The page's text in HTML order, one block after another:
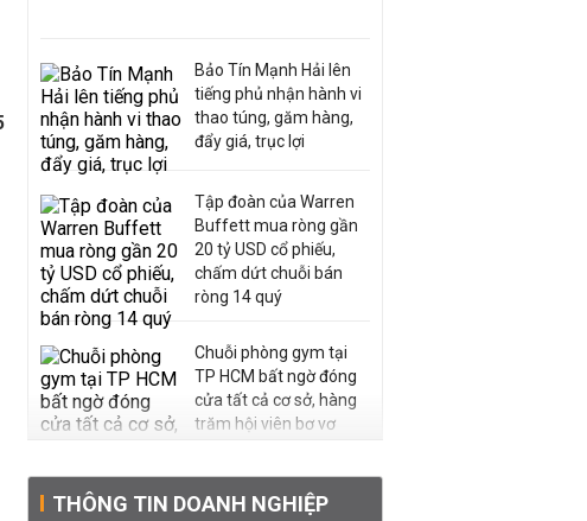
Bảo Tín Mạnh Hải lên
tiếng phủ nhận hành vi
thao túng, găm hàng,
đẩy giá, trục lợi
Tập đoàn của Warren
Buffett mua ròng gần
20 tỷ USD cổ phiếu,
chấm dứt chuỗi bán
ròng 14 quý
Chuỗi phòng gym tại
TP HCM bất ngờ đóng
cửa tất cả cơ sở, hàng
trăm hội viên bơ vơ
tiếng đứng sau tiệm
THÔNG TIN DOANH NGHIỆP